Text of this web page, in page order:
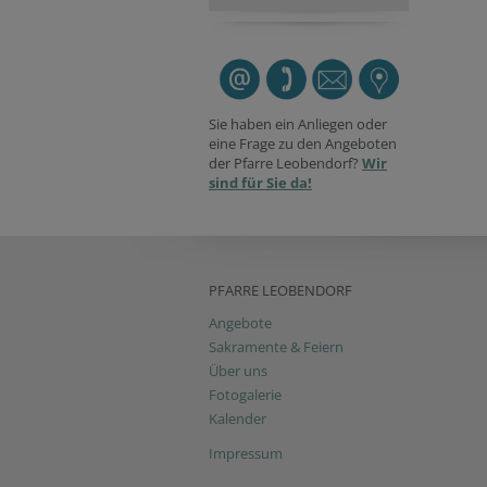
Sie haben ein Anliegen oder
eine Frage zu den Angeboten
der Pfarre Leobendorf? Wir
sind für Sie da!
PFARRE LEOBENDORF
Angebote
Sakramente & Feiern
Über uns
Fotogalerie
Kalender
Impressum